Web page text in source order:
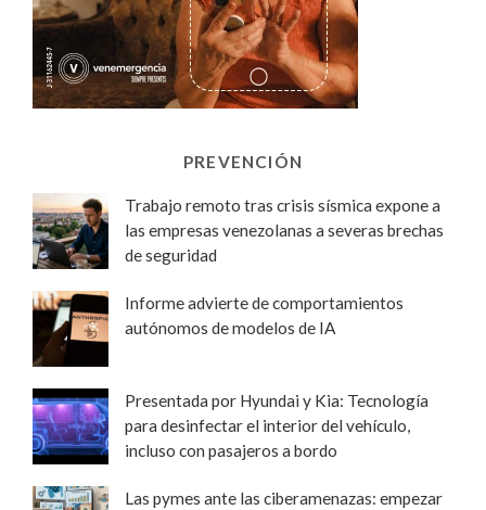
PREVENCIÓN
Trabajo remoto tras crisis sísmica expone a
las empresas venezolanas a severas brechas
de seguridad
Informe advierte de comportamientos
autónomos de modelos de IA
Presentada por Hyundai y Kia: Tecnología
para desinfectar el interior del vehículo,
incluso con pasajeros a bordo
Las pymes ante las ciberamenazas: empezar